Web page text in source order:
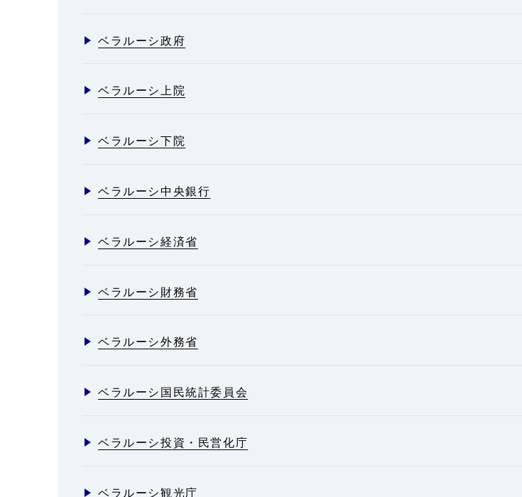
ベラルーシ政府
ベラルーシ上院
ベラルーシ下院
ベラルーシ中央銀行
ベラルーシ経済省
ベラルーシ財務省
ベラルーシ外務省
ベラルーシ国民統計委員会
ベラルーシ投資・民営化庁
ベラルーシ観光庁